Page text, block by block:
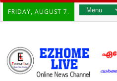
FRIDAY, AUGUST 7.